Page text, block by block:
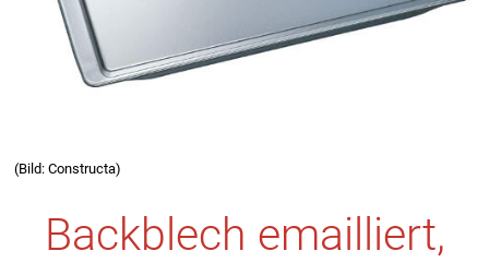
(Bild: Constructa)
Backblech emailliert,